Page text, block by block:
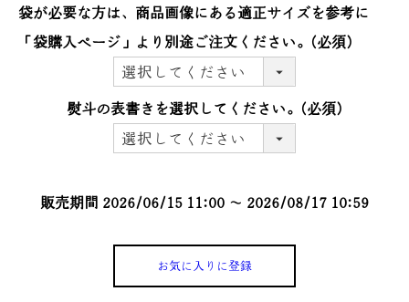
袋が必要な方は、商品画像にある適正サイズを参考に
「袋購入ぺージ」より別途ご注文ください。
(必須)
熨斗の表書きを選択してください。 (必須)
販売期間 2026/06/15 11:00 〜 2026/08/17 10:59
お気に入りに登録